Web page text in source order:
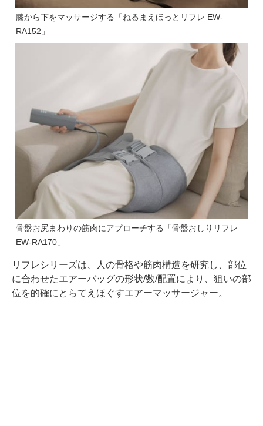
膝から下をマッサージする「ねるまえほっとリフレ EW-
RA152」
骨盤お尻まわりの筋肉にアプローチする「骨盤おしりリフレ
EW-RA170」
リフレシリーズは、人の骨格や筋肉構造を研究し、部位
に合わせたエアーバッグの形状/数/配置により、狙いの部
位を的確にとらてえほぐすエアーマッサージャー。